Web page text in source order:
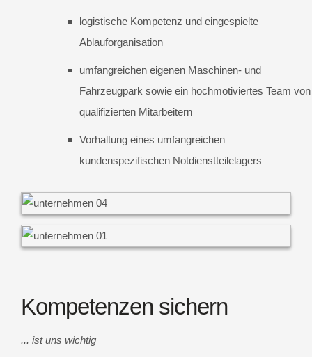
logistische Kompetenz und eingespielte
Ablauforganisation
umfangreichen eigenen Maschinen- und
Fahrzeugpark sowie ein hochmotiviertes Team von
qualifizierten Mitarbeitern
Vorhaltung eines umfangreichen
kundenspezifischen Notdienstteilelagers
Kompetenzen sichern
... ist uns wichtig